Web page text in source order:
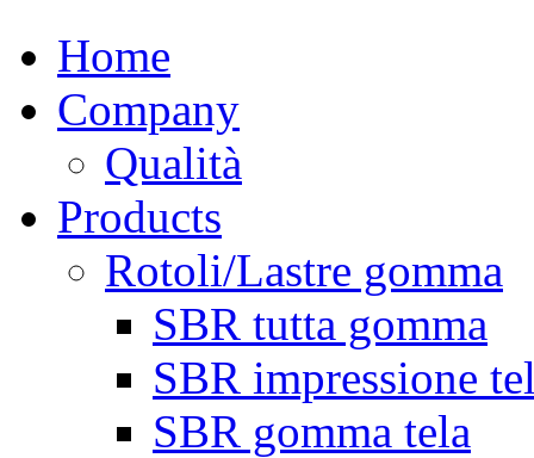
Home
Company
Qualità
Products
Rotoli/Lastre gomma
SBR tutta gomma
SBR impressione
SBR gomma tela